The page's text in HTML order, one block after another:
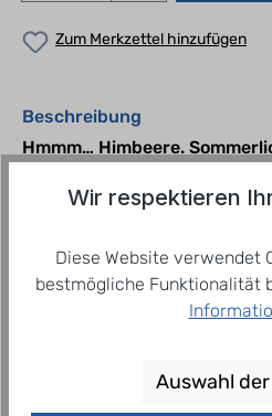
Zum Merkzettel hinzufügen
Beschreibung
Hmmm… Himbeere.
als Mixgetränk schmeckt
Himbeere mit
Ähnliche Produkte
Wir respektieren
Diese Website verwendet
bestmögliche Funktionalität
Auswahl